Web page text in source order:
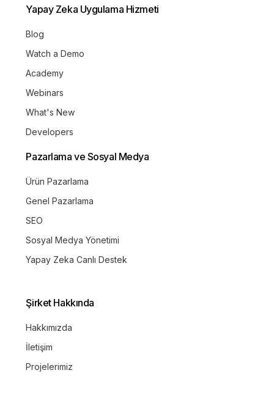
Yapay Zeka Uygulama Hizmeti
Blog
Watch a Demo
Academy
Webinars
What's New
Developers
Pazarlama ve Sosyal Medya
Ürün Pazarlama
Genel Pazarlama
SEO
Sosyal Medya Yönetimi
Yapay Zeka Canlı Destek
Şirket Hakkında
Hakkımızda
İletişim
Projelerimiz